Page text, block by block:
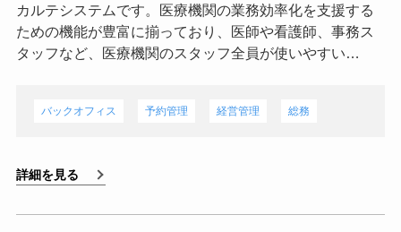
カルテシステムです。医療機関の業務効率化を支援する
ための機能が豊富に揃っており、医師や看護師、事務ス
タッフなど、医療機関のスタッフ全員が使いやすい…
バックオフィス 予約管理 経営管理 総務
詳細を見る